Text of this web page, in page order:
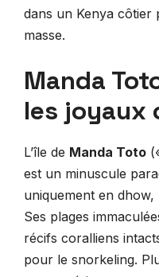
dans un Kenya côtier
masse.
Manda
les joyaux
L’île de Manda Toto
est un minuscule
uniquement en
Ses plages
récifs coralliens
pour le snorkeling.